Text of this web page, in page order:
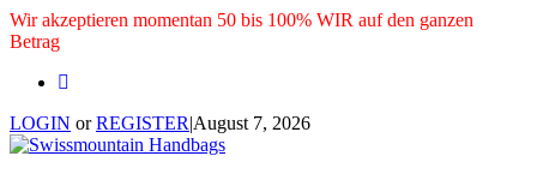
Wir akzeptieren momentan 50 bis 100% WIR auf den ganzen
Betrag
LOGIN orREGISTER|August 7, 2026